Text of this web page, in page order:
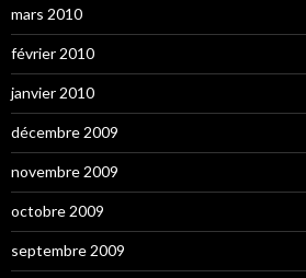
mars 2010
février 2010
janvier 2010
décembre 2009
novembre 2009
octobre 2009
septembre 2009